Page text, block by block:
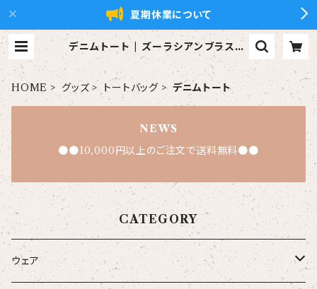
夏期休業について
デニムトート | ズーラシアンブラス【x
ZBt】公式ショップ
HOME グッズ トートバッグ デニムトート
NEWS
●●10,000円以上のご注文で送料無料●●
CATEGORY
ウェア